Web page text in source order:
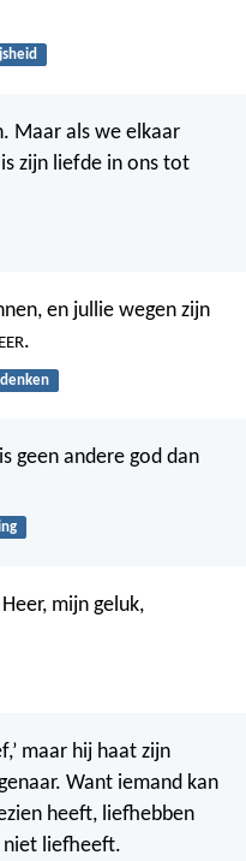
Maar als we elkaar
zijn liefde in ons tot
en jullie wegen zijn
.
denken
geen andere god dan
mijn geluk,
maar hij haat zijn
Want iemand kan
heeft, liefhebben
niet liefheeft.